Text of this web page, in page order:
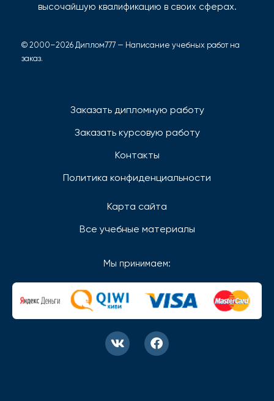
высочайшую квалификацию в своих сферах.
© 2000–2026 Диплом777 — Написание учебных работ на
заказ.
Заказать дипломную работу
Заказать курсовую работу
Контакты
Политика конфиденциальности
Карта сайта
Все учебные материалы
Мы принимаем: